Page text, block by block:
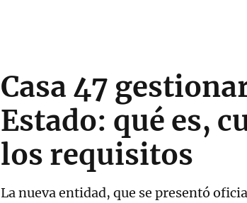
Casa 47
Estado: qué es,
los requisitos
La nueva entidad, que se presentó